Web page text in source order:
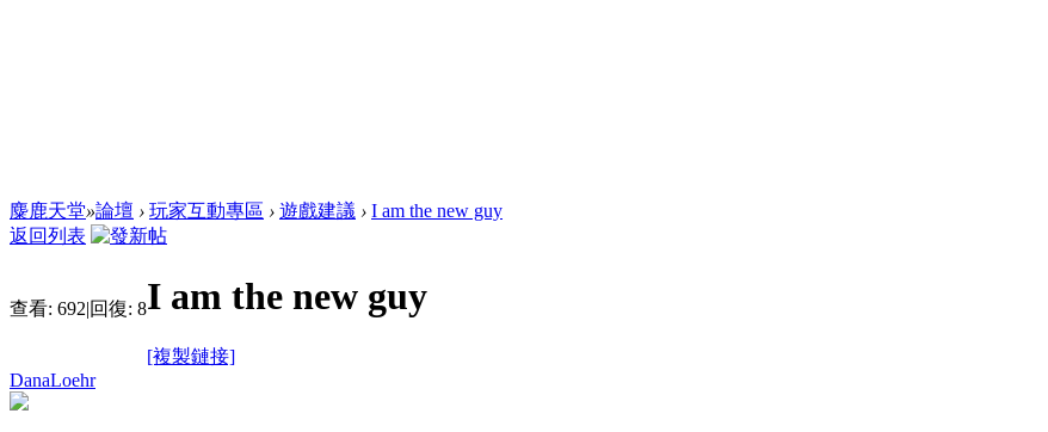
麋鹿天堂»論壇 › 玩家互動專區 › 遊戲建議 › I am the new guy
返回列表
查看: 692|回復: 8I am the new guy
[複製鏈接]
DanaLoehr